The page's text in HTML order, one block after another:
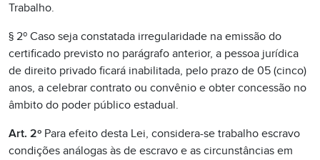
Trabalho.
§ 2º Caso seja constatada irregularidade na emissão do
certificado previsto no parágrafo anterior, a pessoa jurídica
de direito privado ficará inabilitada, pelo prazo de 05 (cinco)
anos, a celebrar contrato ou convênio e obter concessão no
âmbito do poder público estadual.
Art. 2º Para efeito desta Lei, considera-se trabalho escravo
condições análogas às de escravo e as circunstâncias em